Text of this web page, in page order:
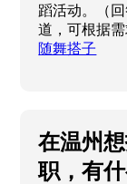
蹈活动。（
道，可根据
随舞搭子
在温州
职，有